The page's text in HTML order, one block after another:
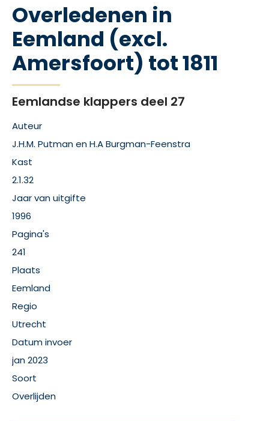
Overledenen in
Eemland (excl.
Amersfoort) tot 1811
Eemlandse klappers deel 27
Auteur
J.H.M. Putman en H.A Burgman-Feenstra
Kast
2.1.32
Jaar van uitgifte
1996
Pagina's
241
Plaats
Eemland
Regio
Utrecht
Datum invoer
jan 2023
Soort
Overlijden